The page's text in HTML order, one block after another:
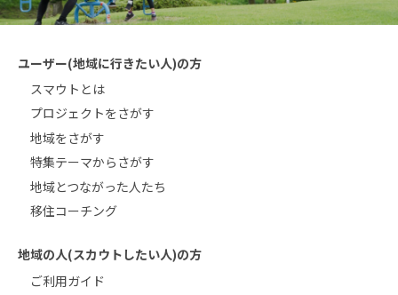
ユーザー(地域に行きたい人)の方
スマウトとは
プロジェクトをさがす
地域をさがす
特集テーマからさがす
地域とつながった人たち
移住コーチング
地域の人(スカウトしたい人)の方
ご利用ガイド